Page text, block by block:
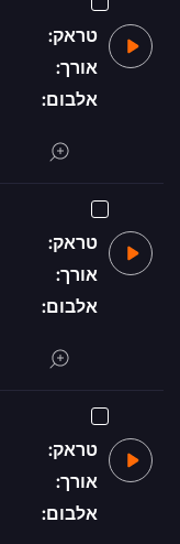
טראק:
אורך:
אלבום:
טראק:
אורך:
אלבום:
טראק:
אורך:
אלבום: